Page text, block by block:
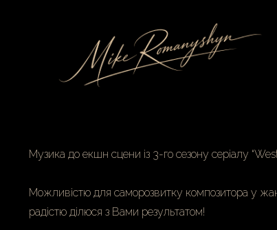
Музика до екшн сцени із 3-го сезону серіалу
Можливістю для саморозвитку композитора у
радістю ділюся з Вами результатом!